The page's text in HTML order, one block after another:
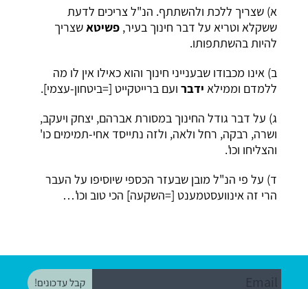
א) שצריך ללכת ולהשתתף. הנ"ל צריכים לדעת
ששקלא וטריא על דבר חינוך בעיר, פשיטאשצריך
להיות בהשתתפותו.
ב) אינו מכבודו שבענייני חינוך והוא כאילו אין לו מה
ללמדם וממילא ידברועם ברייטקייט [=ביטחון-עצמי].
ג) על דבר גודל החינוך במסורת אברהם, יצחק ויעקב,
ושרה, רבקה, רחל ולאה, ולזה נתייסד אחי-תמימים כו'
והצליחו וכו'.
ד) על פי הנ"ל מובן שבעזר הכספי שיוסיפו על העבר
הרי זה אינוועסטמענט [=השקעה] הכי טוב וכו'…